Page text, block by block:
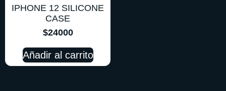
IPHONE 12 SILICONE
CASE
$24000
Añadir al carrito